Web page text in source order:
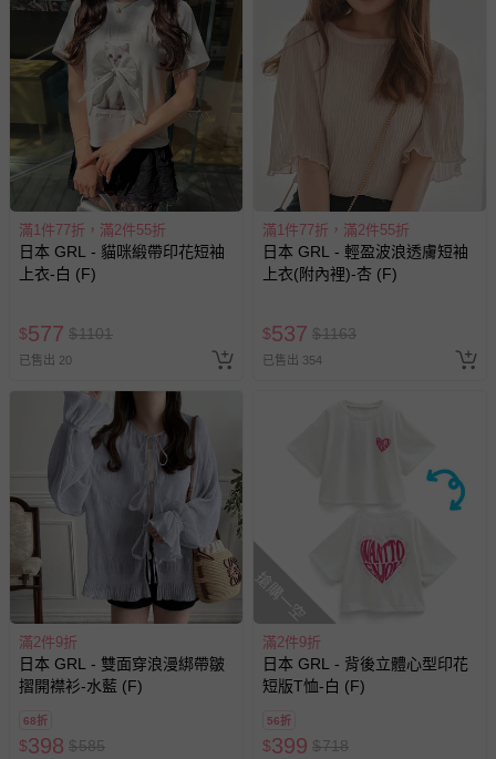
褲、紗布衣等）。
-接觸性孕哺產品（奶嘴、奶瓶、擠乳器、哺乳衣、托腹
帶束縛衣、餐搖椅等）。
-其他原廠盒裝商品封口處已貼上「不可拆封」，或具警
示字句等說明貼紙、封條者。
國際航空、客運、訂房等服務。
相關的退換貨辦理流程，可詳見： 退換貨 & 退款問題
其他常見問題：
區，可能會無法配送，或須依據商品需加收離島運費。廠商
亦保留出貨與否的權利。離島、偏遠地區、樓層親送等加價
費用，可能會另需加收。
商品實際的配達日期，可於訂單個人資料內的查詢訂單內，
已出貨通知之訊息為主。
如您收到商品，請依正常流程檢查是否完好，若商品遇瑕疵
情形，您可申請更換新品或退貨，請見：
退貨的辦理流程。
若您對於會員帳號、商品訂購與資訊、購物流程、付款方
式、折價券與購物金的使用、退貨及商品運送方式等有疑
問，你可詳見： 媽咪愛客服中心。
預購商品：預購為海外同步代購，遇缺貨即會通知媽咪並協
助取消退款事宜。
商品如因「價格、組合」等錯誤原因，導致無法安排出貨，
會主動以簡訊及mail通知訂單取消事宜，並將提供適當補
滿1件77折，滿2件55折
日本 GRL - 貓咪緞帶印花短袖
上衣-白 (F)
$577 $1101
已售出 20
滿1件77折，滿2件55折
日本 GRL - 輕盈波浪透膚短袖
上衣(附內裡)-杏 (F)
$537 $1163
已售出 354
滿2件9折
日本 GRL - 雙面穿浪漫綁帶皺
摺開襟衫-水藍 (F)
68折
$398 $585
搶購一空
滿2件9折
日本 GRL - 背後立體心型印花
短版T恤-白 (F)
56折
$399 $718